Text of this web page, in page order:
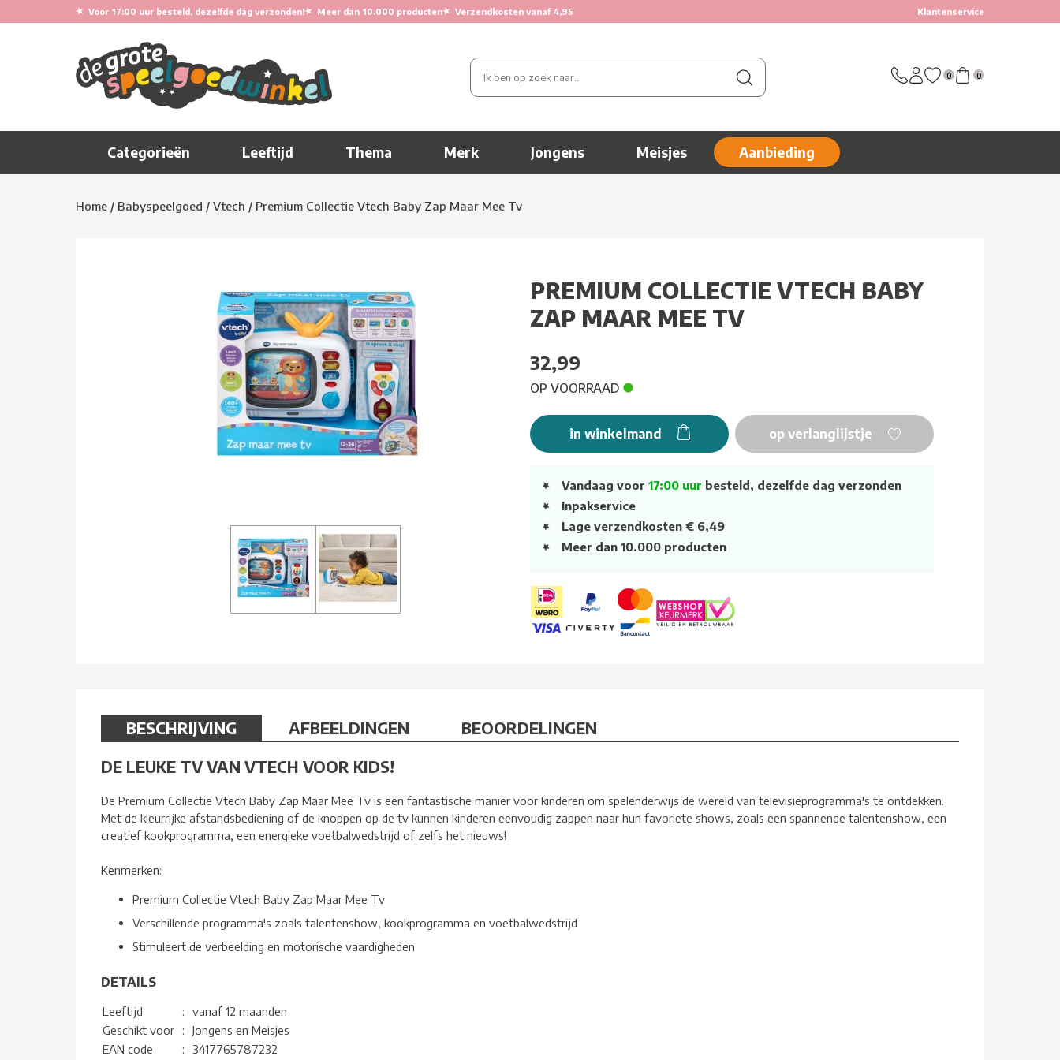
★ Voor 17:00 uur besteld, dezelfde dag verzonden!★ Meer dan 10.000 producten★ Verzendkosten vanaf 4,95 Klantenservice
0 0
Categorieën Leeftijd Thema Merk Jongens Meisjes Aanbieding
Home / Babyspeelgoed / Vtech / Premium Collectie Vtech Baby Zap Maar Mee Tv
PREMIUM COLLECTIE VTECH BABY
ZAP MAAR MEE TV
32,99
OP VOORRAAD
in winkelmand op verlanglijstje
Vandaag voor 17:00 uur besteld, dezelfde dag verzonden
Inpakservice
Lage verzendkosten € 6,49
Meer dan 10.000 producten
BESCHRIJVING AFBEELDINGEN
BEOORDELINGEN
DE LEUKE TV VAN VTECH VOOR KIDS!
De Premium Collectie Vtech Baby Zap Maar Mee Tv is een fantastische manier voor kinderen om spelenderwijs de wereld van televisieprogramma's te ontdekken.
Met de kleurrijke afstandsbediening of de knoppen op de tv kunnen kinderen eenvoudig zappen naar hun favoriete shows, zoals een spannende talentenshow, een
creatief kookprogramma, een energieke voetbalwedstrijd of zelfs het nieuws!
Kenmerken:
Premium Collectie Vtech Baby Zap Maar Mee Tv
Verschillende programma's zoals talentenshow, kookprogramma en voetbalwedstrijd
Stimuleert de verbeelding en motorische vaardigheden
DETAILS
Leeftijd :
vanaf 12 maanden
Geschikt voor
:
Jongens en Meisjes
EAN code
: 3417765787232